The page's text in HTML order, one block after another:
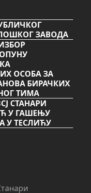
ЗАВОДА
ОСОБА ЗА
БИРАЧКИХ
ТИМА
СТАНАРИ
У ГАШЕЊУ
У ТЕСЛИЋУ